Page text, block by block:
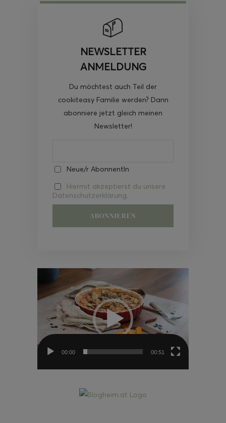
NEWSLETTER
ANMELDUNG
Du möchtest auch Teil der
cookiteasy Familie werden? Dann
abonniere jetzt gleich meinen
Newsletter!
Neue/r AbonnentIn
Hiermit akzeptierst du unsere
Datenschutzerklärung.
Video-
00:00 00:51